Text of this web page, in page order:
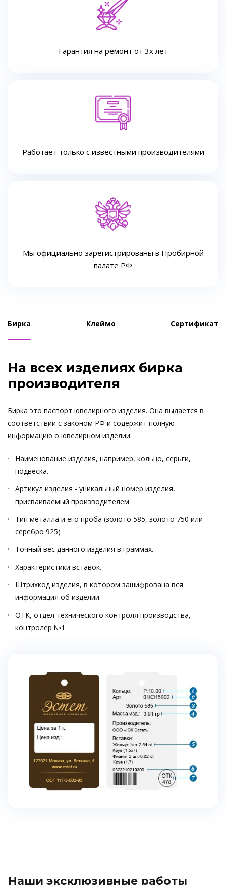
Гарантия на ремонт от 3х лет
Работает только с известными производителями
Мы официально зарегистрированы в Пробирной
палате РФ
Бирка Клеймо Сертификат
На всех изделиях бирка
производителя
Бирка это паспорт ювелирного изделия. Она выдается в
соответствии с законом РФ и содержит полную
информацию о ювелирном изделии:
Наименование изделия, например, кольцо, серьги,
подвеска.
Артикул изделия - уникальный номер изделия,
присваиваемый производителем.
Тип металла и его проба (золото 585, золото 750 или
серебро 925)
Точный вес данного изделия в граммах.
Характеристики вставок.
Штрихкод изделия, в котором зашифрована вся
информация об изделии.
ОТК, отдел технического контроля производства,
контролер №1.
Наши эксклюзивные работы